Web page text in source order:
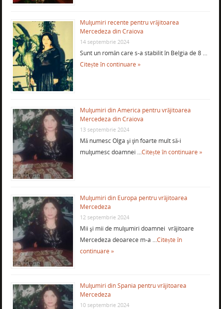
Mulţumiri recente pentru vrăjitoarea
Mercedeza din Craiova
14 septembrie 2024
Sunt un român care s-a stabilit în Belgia de 8 …
Citește în continuare »
Mulţumiri din America pentru vrăjitoarea
Mercedeza din Craiova
13 septembrie 2024
Mă numesc Olga şi ţin foarte mult să-i
mulţumesc doamnei …Citește în continuare »
Mulţumiri din Europa pentru vrăjitoarea
Mercedeza
12 septembrie 2024
Mii şi mii de mulţumiri doamnei vrăjitoare
Mercedeza deoarece m-a …Citește în
continuare »
Mulţumiri din Spania pentru vrăjitoarea
Mercedeza
10 septembrie 2024